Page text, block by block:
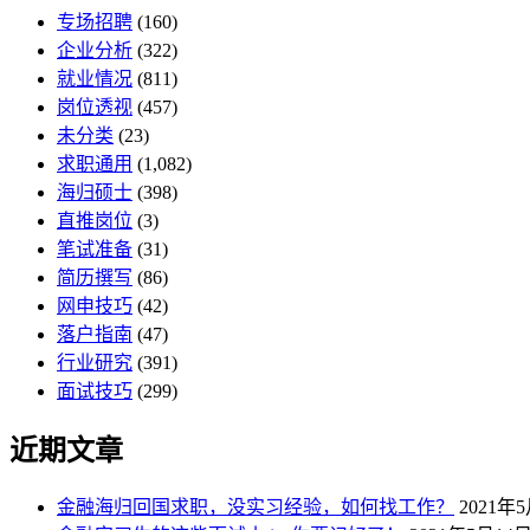
专场招聘 (160)
企业分析 (322)
就业情况 (811)
岗位透视 (457)
未分类 (23)
求职通用 (1,082)
海归硕士 (398)
直推岗位 (3)
笔试准备 (31)
简历撰写 (86)
网申技巧 (42)
落户指南 (47)
行业研究 (391)
面试技巧 (299)
近期文章
金融海归回国求职，没实习经验，如何找工作？
2021年5